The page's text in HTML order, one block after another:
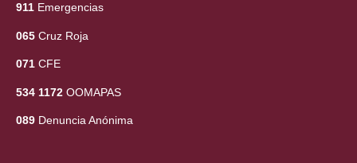
911 Emergencias
065 Cruz Roja
071 CFE
534 1172 OOMAPAS
089 Denuncia Anónima